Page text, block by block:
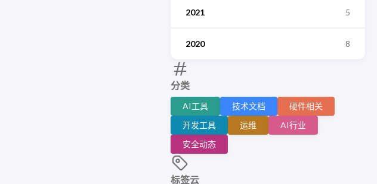
2021 5
2020 8
分类
AI工具 技术文档
硬件相关
开发工具
运维
AI行业
安全动态
标签云